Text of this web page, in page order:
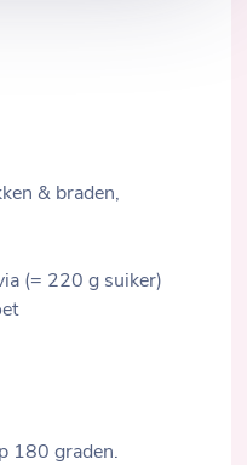
& braden,
(= 220 g suiker)
180 graden.